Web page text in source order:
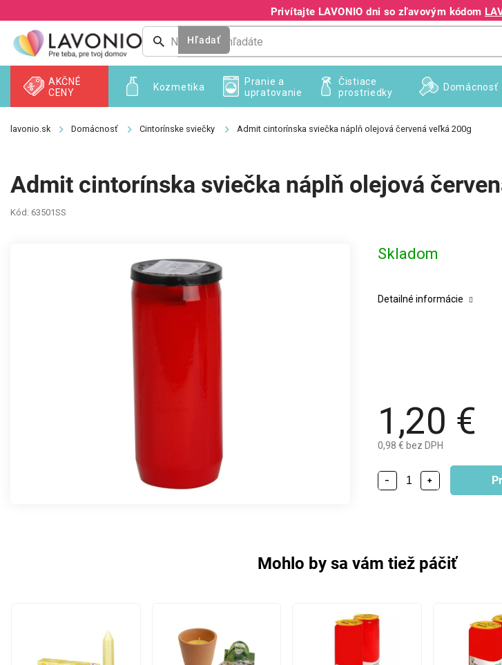
na
obsah
Privítajte LAVONIO dni so zľavovým kódom+421
Hľadať
Kozmetika
AKČNÉ
CENY
Pranie a
upratovanie
Čistiace
prostriedky
Domácnosť
Domácnosť Cintorínske sviečky Admit cintorínska sviečka náplň olejová červená veľká 200g
Admit cintorínska sviečka náplň olejová
Kód: 63501SS
1,20 €
0,98 € bez DPH
Skladom
+
−
Detailné informácie
Mohlo by sa vám tiež páčiť